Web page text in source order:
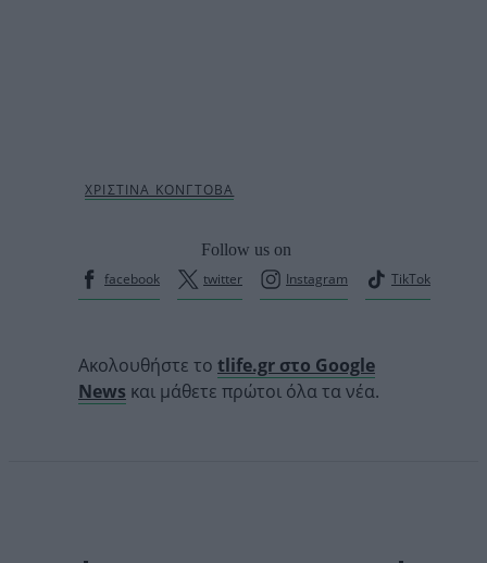
Follow us on
facebook
twitter Instagram TikTok
Ακολουθήστε το tlife.gr στο Google
News και μάθετε πρώτοι όλα τα νέα.